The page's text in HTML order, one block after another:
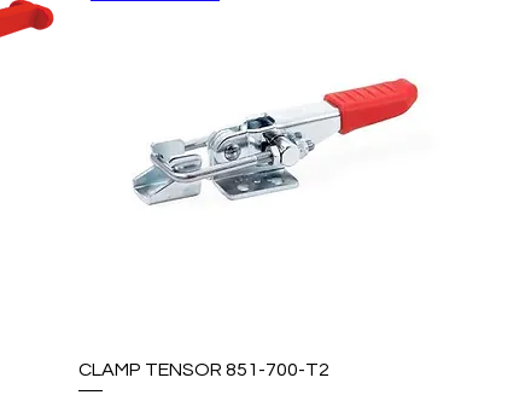
CLAMP TENSOR 851-700-T2